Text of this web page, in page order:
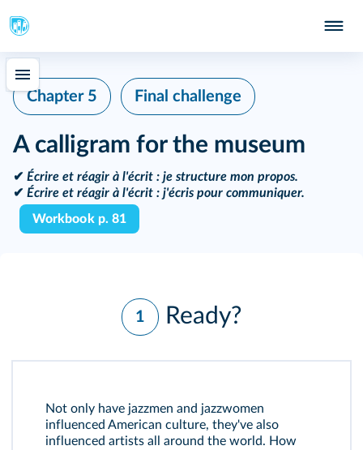
Chapter 5 Final challenge
A calligram for the museum
✔ Écrire et réagir à l'écrit : je structure mon propos.
✔ Écrire et réagir à l'écrit : j'écris pour communiquer.
Workbook p. 81
1 Ready?
Not only have jazzmen and jazzwomen
influenced American culture, they've also
influenced artists all around the world. How